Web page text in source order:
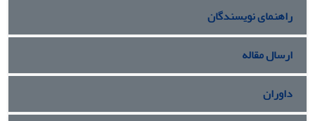
راهنمای نویسندگان
ارسال مقاله
داوران